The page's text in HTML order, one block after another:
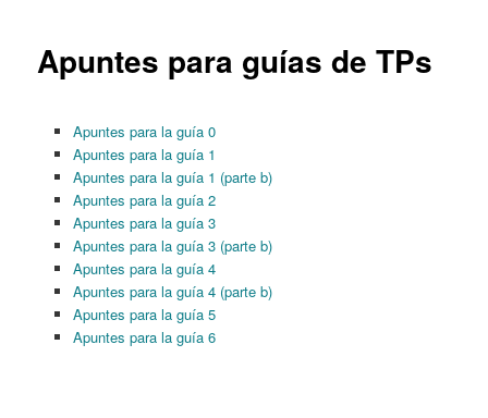
Apuntes para guías de TPs
Apuntes para la guía 0
Apuntes para la guía 1
Apuntes para la guía 1 (parte b)
Apuntes para la guía 2
Apuntes para la guía 3
Apuntes para la guía 3 (parte b)
Apuntes para la guía 4
Apuntes para la guía 4 (parte b)
Apuntes para la guía 5
Apuntes para la guía 6